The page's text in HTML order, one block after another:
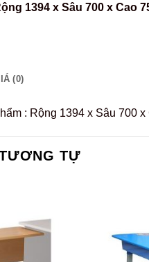
1394 x Sâu 700 x Cao
(0)
: Rộng 1394 x Sâu 700 x
TỰ